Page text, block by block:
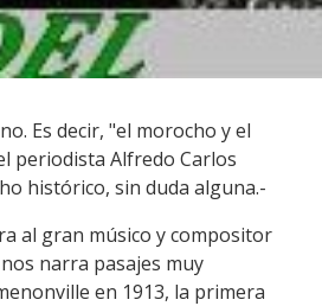
Es decir, "el morocho y el
periodista Alfredo Carlos
histórico, sin duda alguna.-
al gran músico y compositor
narra pasajes muy
en 1913, la primera